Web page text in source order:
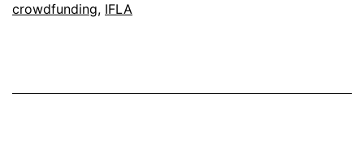
crowdfunding, IFLA